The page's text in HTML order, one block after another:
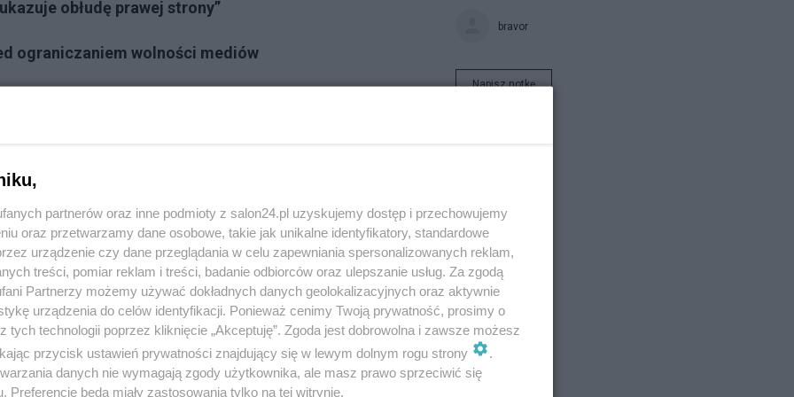
obłudę prawej strony”
ograniczaniem wolności mediów
sprzeczne z polskim prawem
w czymś bardzo podejrzanym”
autorskim.
5 Obserwuj notkę
bravor
Napisz notkę
partnerów oraz inne podmioty z salon24.pl uzyskujemy dostęp i przechowujemy
oraz przetwarzamy dane osobowe, takie jak unikalne identyfikatory, standardowe
urządzenie czy dane przeglądania w celu zapewniania spersonalizowanych reklam,
treści, pomiar reklam i treści, badanie odbiorców oraz ulepszanie usług. Za zgodą
Partnerzy możemy używać dokładnych danych geolokalizacyjnych oraz aktywnie
urządzenia do celów identyfikacji. Ponieważ cenimy Twoją prywatność, prosimy o
tych technologii poprzez kliknięcie „Akceptuję”. Zgoda jest dobrowolna i zawsze możesz
przycisk ustawień prywatności znajdujący się w lewym dolnym rogu strony
danych nie wymagają zgody użytkownika, ale masz prawo sprzeciwić się
Preferencje będą miały zastosowania tylko na tej witrynie.